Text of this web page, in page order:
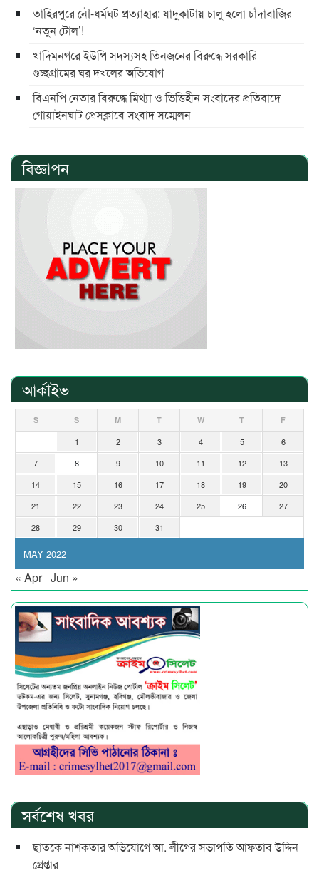
তাহিরপুরে নৌ-ধর্মঘট প্রত্যাহার: যাদুকাটায় চালু হলো চাঁদাবাজির
‘নতুন টোল’!
খাদিমনগরে ইউপি সদস্যসহ তিনজনের বিরুদ্ধে সরকারি
গুচ্ছগ্রামের ঘর দখলের অভিযোগ
বিএনপি নেতার বিরুদ্ধে মিথ্যা ও ভিত্তিহীন সংবাদের প্রতিবাদে
গোয়াইনঘাট প্রেসক্লাবে সংবাদ সম্মেলন
বিজ্ঞাপন
আর্কাইভ
MAY 2022
S S M T W T F
1 2 3 4 5
6
7
8 9 10 11 12
13
14
15 16 17 18 19
20
21
22 23 24 25 26
27
28
29 30 31
« Apr Jun »
সর্বশেষ খবর
ছাতকে নাশকতার অভিযোগে আ. লীগের সভাপ‌তি আফতাব উদ্দিন
গ্রেপ্তার